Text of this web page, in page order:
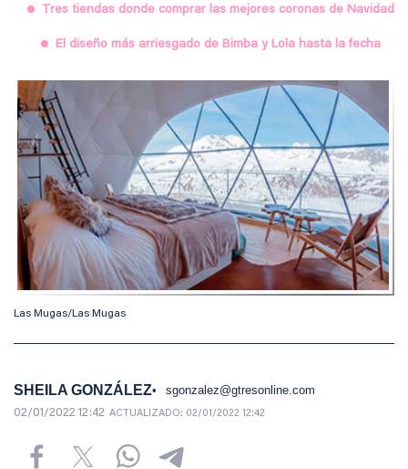
Tres tiendas donde comprar las mejores coronas de Navidad
El diseño más arriesgado de Bimba y Lola hasta la fecha
Las Mugas/Las Mugas
SHEILA GONZÁLEZ sgonzalez@gtresonline.com
02/01/2022 12:42 ACTUALIZADO: 02/01/2022 12:42